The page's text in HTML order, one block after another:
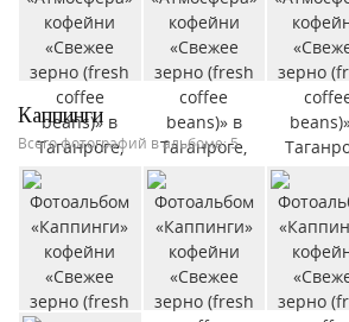
Каппинги
Всего фотографий в альбоме: 5